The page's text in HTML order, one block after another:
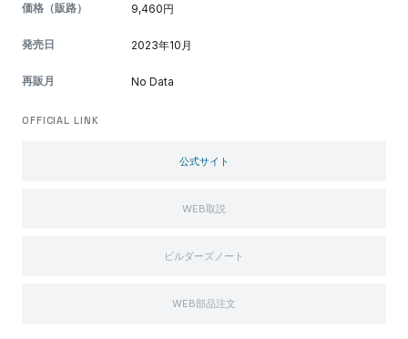
価格（販路） 9,460円
発売日 2023年10月
再販月 No Data
OFFICIAL LINK
公式サイト
WEB取説
ビルダーズノート
WEB部品注文